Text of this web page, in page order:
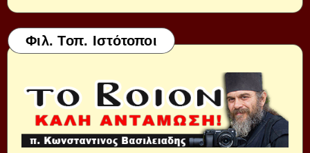
Φιλ. Τοπ. Ιστότοποι